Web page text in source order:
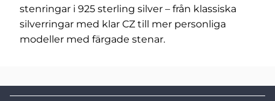
stenringar i 925 sterling silver – från klassiska
silverringar med klar CZ till mer personliga
modeller med färgade stenar.